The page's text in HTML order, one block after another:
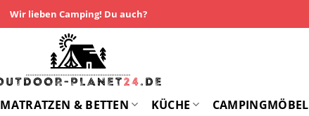
Wir lieben Camping! Du auch?
MATRATZEN & BETTEN KÜCHE CAMPINGMÖBEL